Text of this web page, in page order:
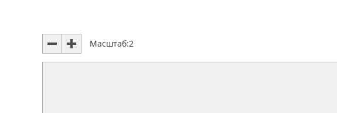
Масштаб:2